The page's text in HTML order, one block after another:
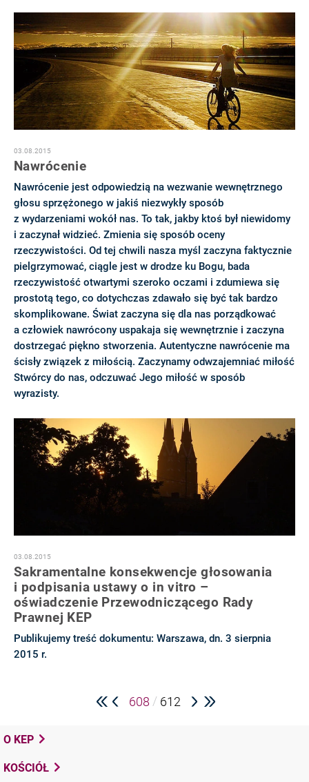
03.08.2015
Nawrócenie
Nawrócenie jest odpowiedzią na wezwanie wewnętrznego
głosu sprzężonego w jakiś niezwykły sposób
z wydarzeniami wokół nas. To tak, jakby ktoś był niewidomy
i zaczynał widzieć. Zmienia się sposób oceny
rzeczywistości. Od tej chwili nasza myśl zaczyna faktycznie
pielgrzymować, ciągle jest w drodze ku Bogu, bada
rzeczywistość otwartymi szeroko oczami i zdumiewa się
prostotą tego, co dotychczas zdawało się być tak bardzo
skomplikowane. Świat zaczyna się dla nas porządkować
a człowiek nawrócony uspakaja się wewnętrznie i zaczyna
dostrzegać piękno stworzenia. Autentyczne nawrócenie ma
ścisły związek z miłością. Zaczynamy odwzajemniać miłość
Stwórcy do nas, odczuwać Jego miłość w sposób
wyrazisty.
03.08.2015
Sakramentalne konsekwencje głosowania
i podpisania ustawy o in vitro –
oświadczenie Przewodniczącego Rady
Prawnej KEP
Publikujemy treść dokumentu: Warszawa, dn. 3 sierpnia
2015 r.
608 / 612
O KEP
KOŚCIÓŁ